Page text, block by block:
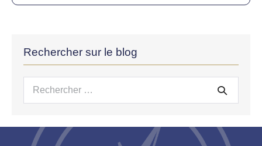
Rechercher sur le blog
Recherche